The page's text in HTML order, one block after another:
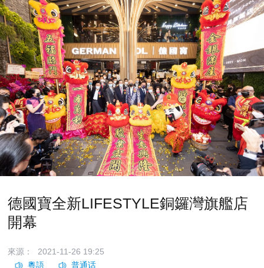
德國寶全新LIFESTYLE銅鑼灣旗艦店
開幕
來源： 2021-11-26 19:25